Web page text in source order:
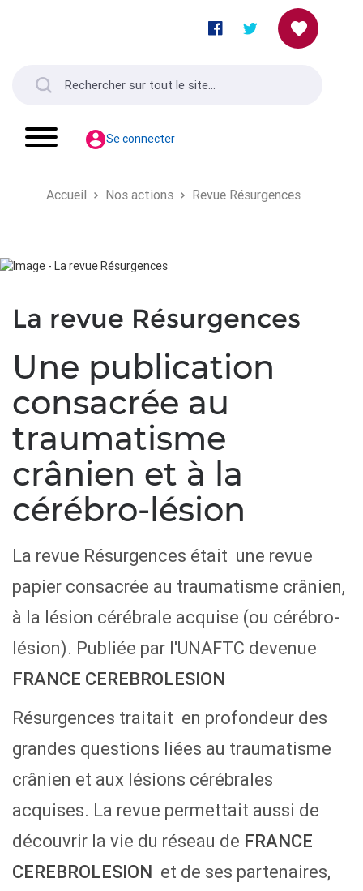
Se connecter
Accueil Nos actions Revue Résurgences
La revue Résurgences
Une publication
consacrée au
traumatisme
crânien et à la
cérébro-lésion
La revue Résurgences était une revue
papier consacrée au traumatisme crânien,
à la lésion cérébrale acquise (ou cérébro-
lésion). Publiée par l'UNAFTC devenue
FRANCE CEREBROLESION
Résurgences traitait en profondeur des
grandes questions liées au traumatisme
crânien et aux lésions cérébrales
acquises. La revue permettait aussi de
découvrir la vie du réseau de FRANCE
CEREBROLESION et de ses partenaires,